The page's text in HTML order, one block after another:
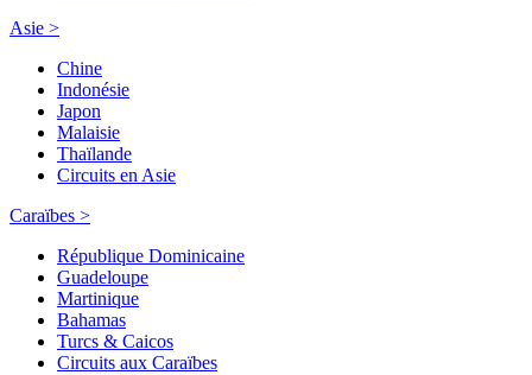
Asie >
Chine
Indonésie
Japon
Malaisie
Thaïlande
Circuits en Asie
Caraïbes >
République Dominicaine
Guadeloupe
Martinique
Bahamas
Turcs & Caicos
Circuits aux Caraïbes